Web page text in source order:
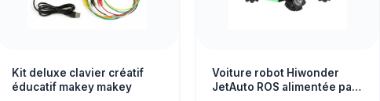
Kit deluxe clavier créatif
éducatif makey makey
Voiture robot Hiwonder
JetAuto ROS alimentée par